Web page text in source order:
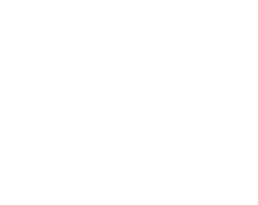
니, 예약 시 확인 부탁드립니다.)